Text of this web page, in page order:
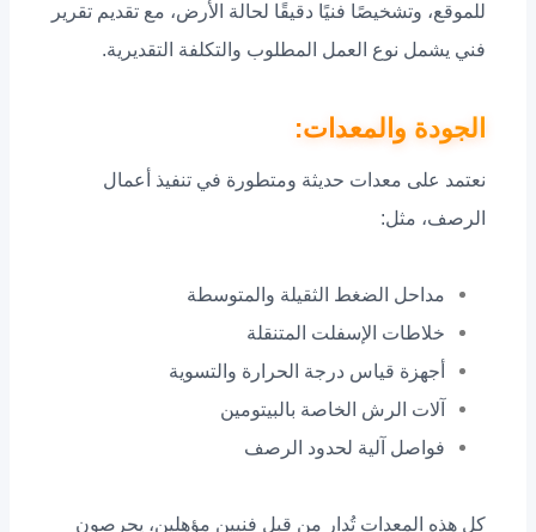
للموقع، وتشخيصًا فنيًا دقيقًا لحالة الأرض، مع تقديم تقرير
فني يشمل نوع العمل المطلوب والتكلفة التقديرية.
الجودة والمعدات:
نعتمد على معدات حديثة ومتطورة في تنفيذ أعمال
الرصف، مثل:
مداحل الضغط الثقيلة والمتوسطة
خلاطات الإسفلت المتنقلة
أجهزة قياس درجة الحرارة والتسوية
آلات الرش الخاصة بالبيتومين
فواصل آلية لحدود الرصف
كل هذه المعدات تُدار من قبل فنيين مؤهلين، يحرصون